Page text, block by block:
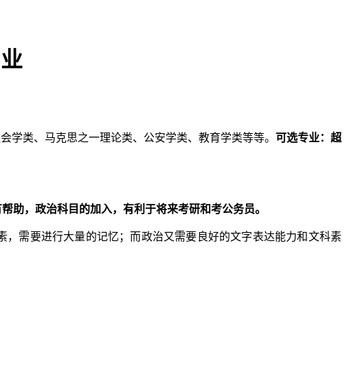
类、马克思之一理论类、公安学类、教育学类等等。 可选专业：超
助，政治科目的加入，有利于将来考研和考公务员。
需要进行大量的记忆；而政治又需要良好的文字表达能力和文科素